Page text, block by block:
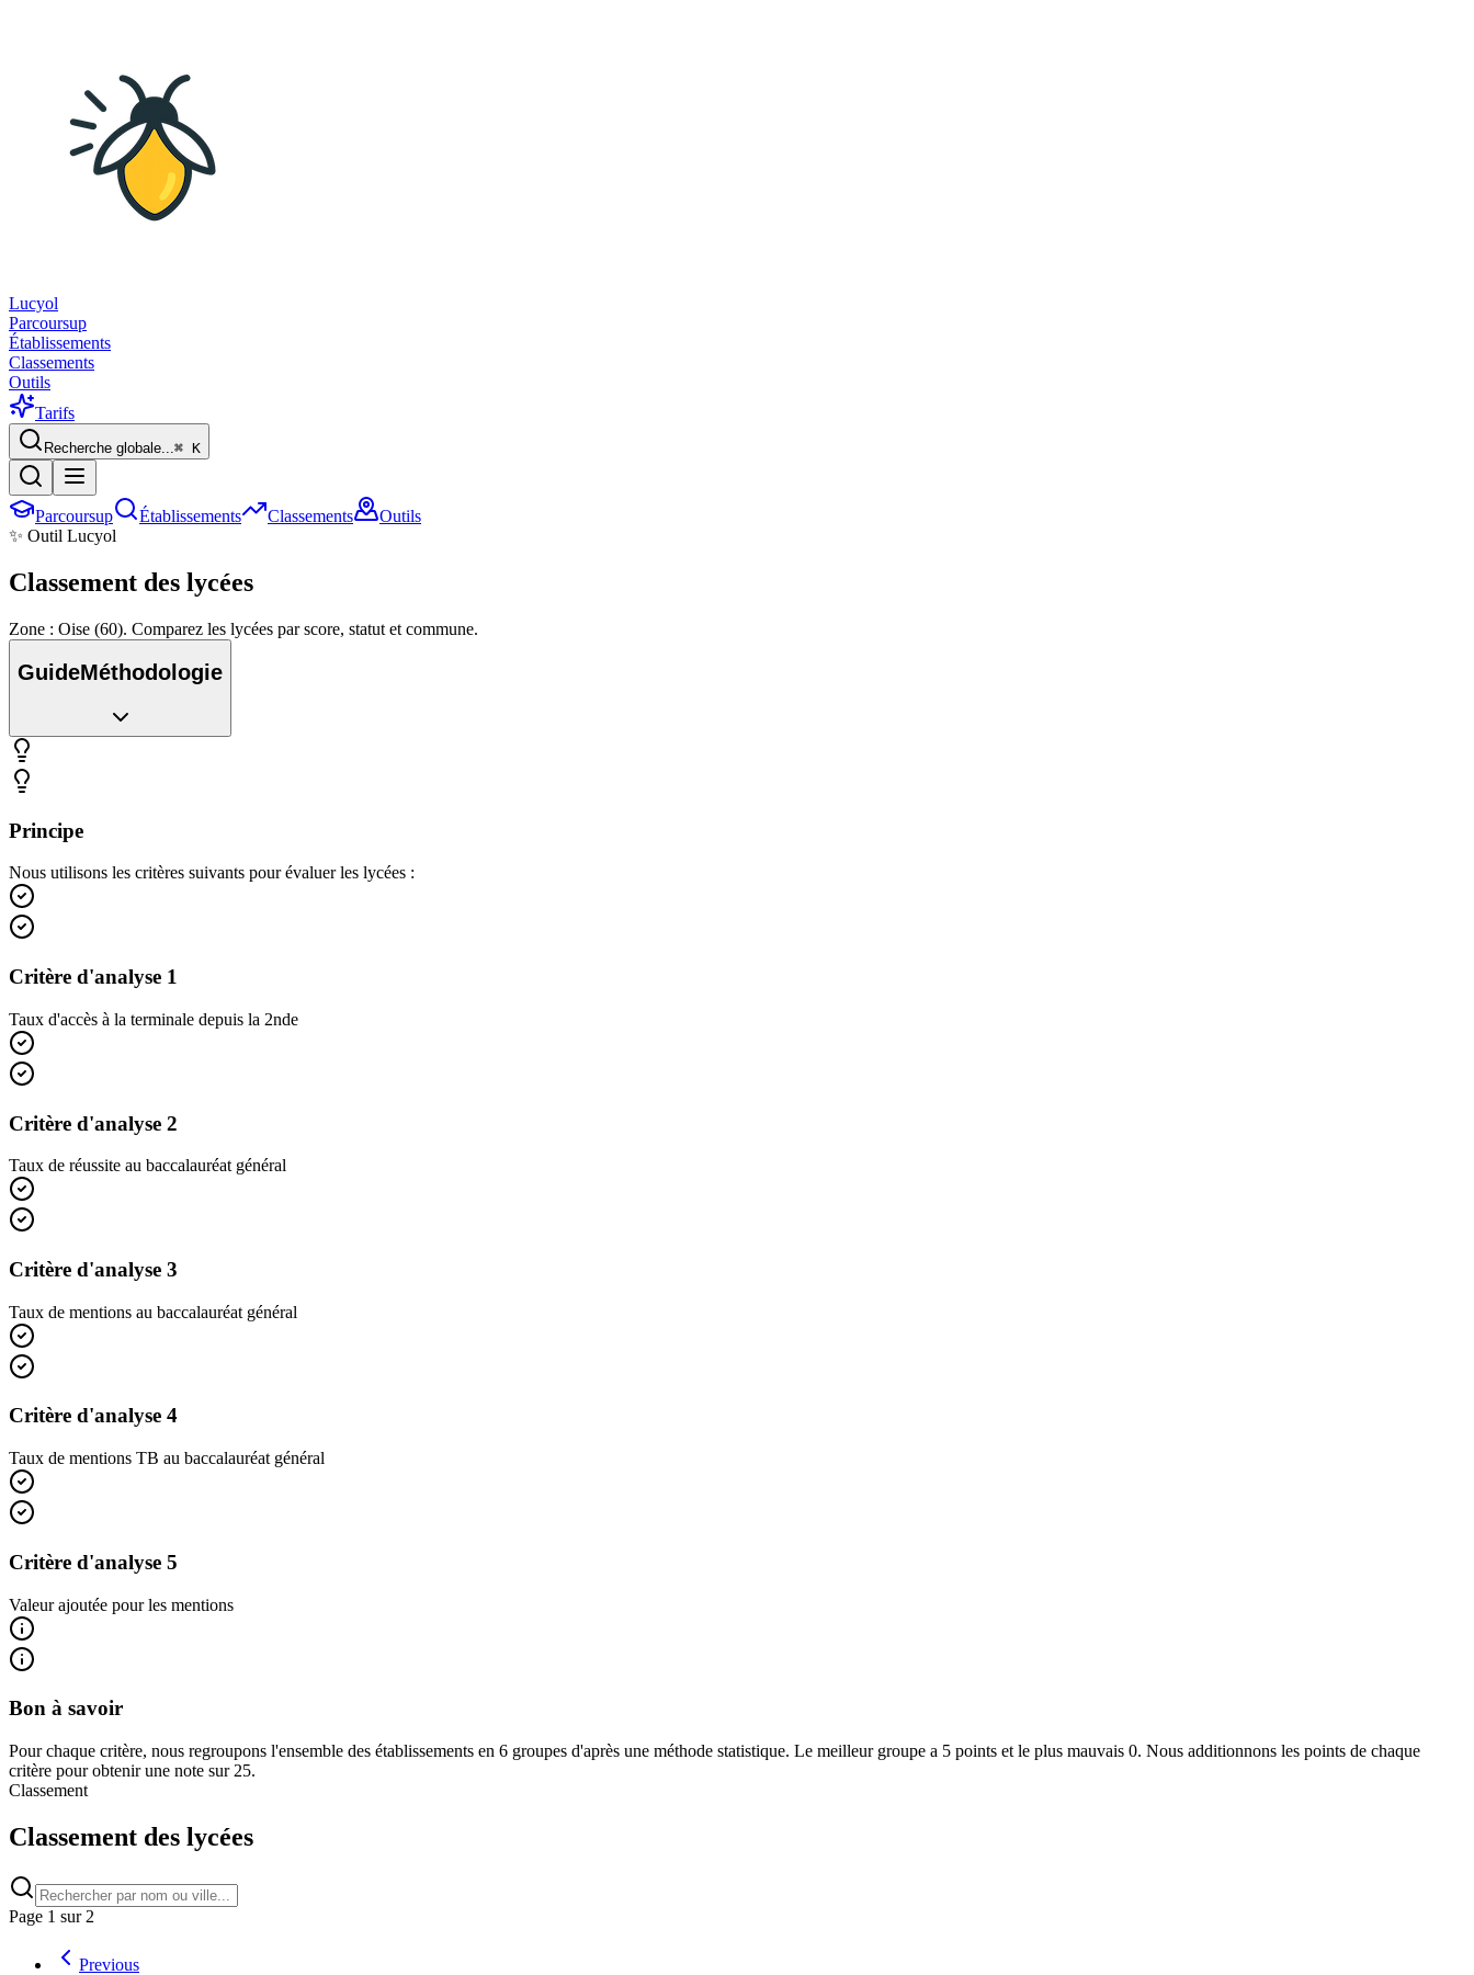
Lucyol
Parcoursup
Établissements
Classements
Outils
Tarifs
Recherche globale...⌘ K
Parcoursup Établissements Classements
Outils
✨ Outil Lucyol
Classement des lycées
Zone : Oise (60). Comparez les lycées par score, statut et commune.
GuideMéthodologie
Principe
Nous utilisons les critères suivants pour évaluer les lycées :
Critère d'analyse 1
Taux d'accès à la terminale depuis la 2nde
Critère d'analyse 2
Taux de réussite au baccalauréat général
Critère d'analyse 3
Taux de mentions au baccalauréat général
Critère d'analyse 4
Taux de mentions TB au baccalauréat général
Critère d'analyse 5
Valeur ajoutée pour les mentions
Bon à savoir
Pour chaque critère, nous regroupons l'ensemble des établissements en 6 groupes d'après une méthode statistique. Le meilleur groupe a 5 points et le plus mauvais 0. Nous additionnons les points de chaque
critère pour obtenir une note sur 25.
Classement
Classement des lycées
Page 1 sur 2
Previous